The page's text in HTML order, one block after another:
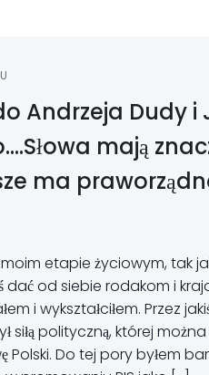
Andrzeja Dudy i
mają
ma
etapie życiowym, tak
dać od siebie rodakom i
i wykształciłem. Przez
siłą polityczną, której
Polski. Do tej pory byłem